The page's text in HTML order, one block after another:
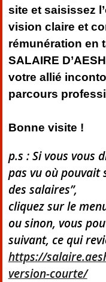
site et saisissez
vision claire et
rémunération en
SALAIRE
votre allié
parcours
Bonne visite !
p.s : Si vous vous
pas vu où pouvait
des salaires”,
cliquez sur le
ou sinon, vous
suivant, ce qui
https://
version-courte/